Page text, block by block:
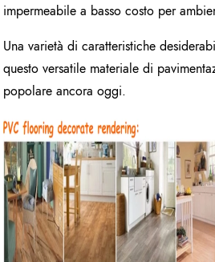
impermeabile a basso costo per
Una varietà di caratteristiche
questo versatile materiale di
popolare ancora oggi.